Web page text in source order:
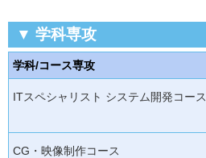
▼ 学科専攻
学科/コース専攻
ITスペシャリスト システム開発コース
CG・映像制作コース